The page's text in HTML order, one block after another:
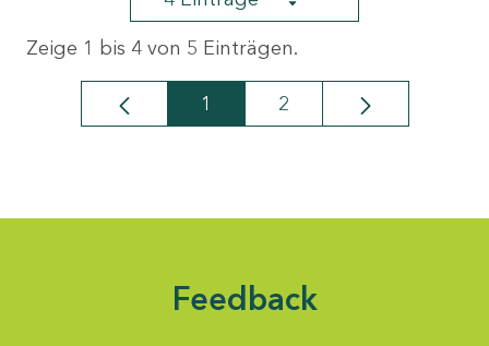
Zeige 1 bis 4 von 5 Einträgen.
Seite
1 Seite
2
Feedback